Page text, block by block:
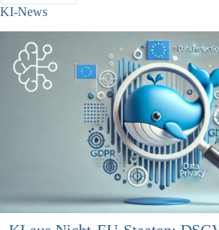
ZURÜCK
KI-News